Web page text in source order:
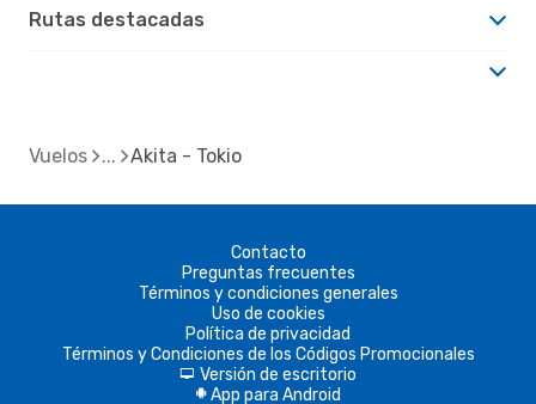
Rutas destacadas
Vuelos Akita - Tokio
Contacto
Preguntas frecuentes
Términos y condiciones generales
Uso de cookies
Política de privacidad
Términos y Condiciones de los Códigos Promocionales
d Versión de escritorio
A App para Android